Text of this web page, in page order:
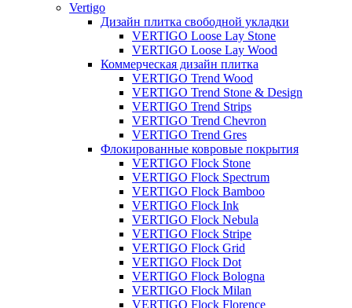
Vertigo
Дизайн плитка свободной укладки
VERTIGO Loose Lay Stone
VERTIGO Loose Lay Wood
Коммерческая дизайн плитка
VERTIGO Trend Wood
VERTIGO Trend Stone & Design
VERTIGO Trend Strips
VERTIGO Trend Chevron
VERTIGO Trend Gres
Флокированные ковровые покрытия
VERTIGO Flock Stone
VERTIGO Flock Spectrum
VERTIGO Flock Bamboo
VERTIGO Flock Ink
VERTIGO Flock Nebula
VERTIGO Flock Stripe
VERTIGO Flock Grid
VERTIGO Flock Dot
VERTIGO Flock Bologna
VERTIGO Flock Milan
VERTIGO Flock Florence